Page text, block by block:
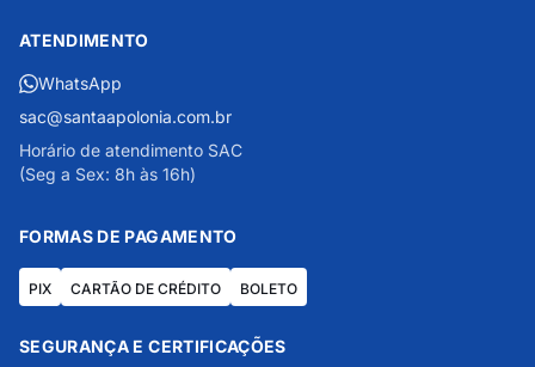
ATENDIMENTO
WhatsApp
sac@santaapolonia.com.br
Horário de atendimento SAC
(Seg a Sex: 8h às 16h)
FORMAS DE PAGAMENTO
PIX CARTÃO DE CRÉDITO BOLETO
SEGURANÇA E CERTIFICAÇÕES